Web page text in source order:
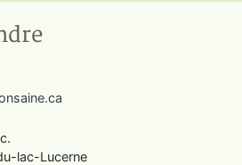
lac-Lucerne